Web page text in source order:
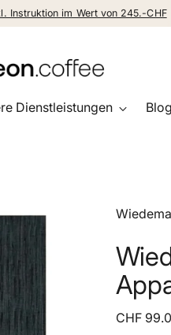
Instruktion im Wert von 245.-CHF
Dienstleistungen Blog
Regulärer
CHF